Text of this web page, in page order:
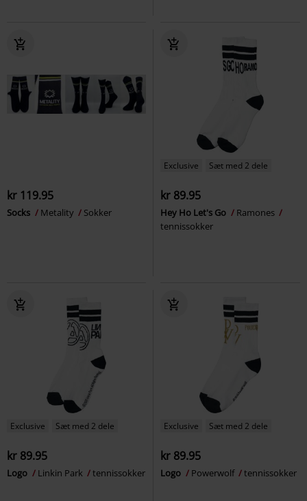
kr 119.95
Socks Metality Sokker
Exclusive Sæt med 2 dele
kr 89.95
Hey Ho Let's Go
Ramones
tennissokker
Exclusive Sæt med 2 dele
kr 89.95
Logo Linkin Park tennissokker
Exclusive Sæt med 2 dele
kr 89.95
Logo Powerwolf tennissokker